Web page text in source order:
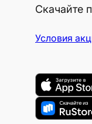
Скачайте
Условия